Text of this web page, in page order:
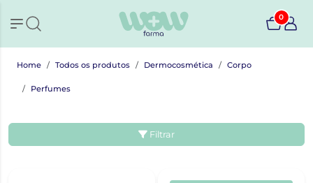
0
Home Todos os produtos Dermocosmética Corpo
Perfumes
Filtrar